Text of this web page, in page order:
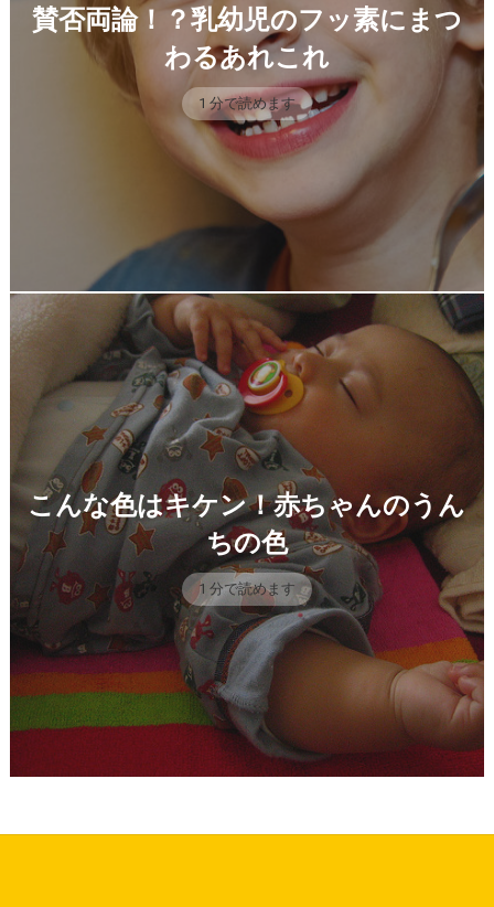
賛否両論！？乳幼児のフッ素にまつ
わるあれこれ
1 分で読めます
こんな色はキケン！赤ちゃんのうん
ちの色
1 分で読めます